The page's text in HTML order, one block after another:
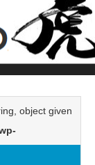
object given